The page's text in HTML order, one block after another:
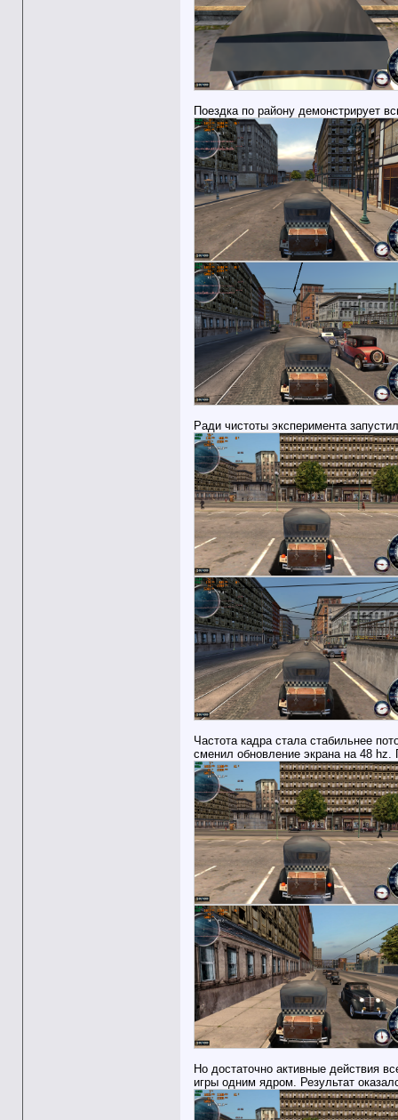
Поездка по району демонстрирует
Ради чистоты эксперимента
Частота кадра стала стабильнее
сменил обновление экрана на 48 hz.
Но достаточно активные действия
игры одним ядром. Результат